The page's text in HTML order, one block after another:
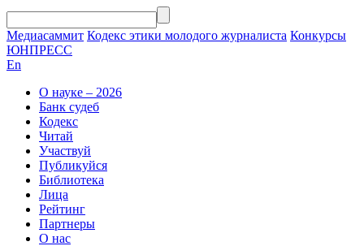
Медиасаммит Кодекс этики молодого журналиста Конкурсы
ЮНПРЕСС
En
О науке – 2026
Банк судеб
Кодекс
Читай
Участвуй
Публикуйся
Библиотека
Лица
Рейтинг
Партнеры
О нас